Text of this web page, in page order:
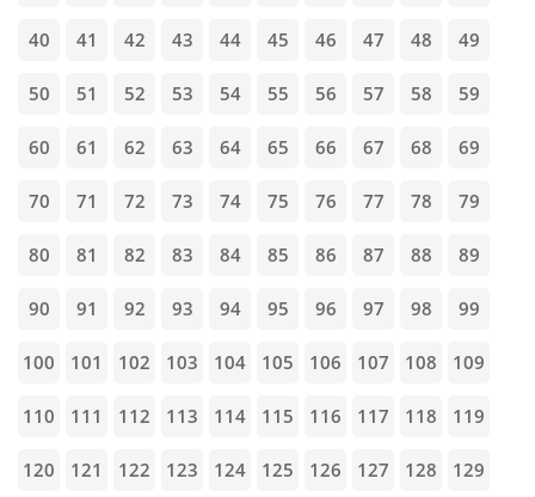
40 41 42 43 44 45 46 47 48 49
50 51 52 53 54 55 56 57 58 59
60 61 62 63 64 65 66 67 68 69
70 71 72 73 74 75 76 77 78 79
80 81 82 83 84 85 86 87 88 89
90 91 92 93 94 95 96 97 98 99
100 101 102 103 104 105 106 107 108 109
110 111 112 113 114 115 116 117 118 119
120 121 122 123 124 125 126 127 128 129